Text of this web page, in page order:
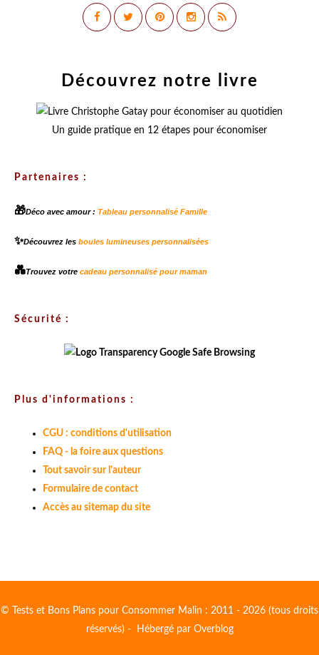
Découvrez notre livre
Un guide pratique en 12 étapes pour économiser
Partenaires :
🎁Déco avec amour : Tableau personnalisé Famille
✨Découvrez les boules lumineuses personnalisées
💑Trouvez votre cadeau personnalisé pour maman
Sécurité :
Plus d'informations :
CGU : conditions d'utilisation
FAQ - la foire aux questions
Tout savoir sur l'auteur
Formulaire de contact
Accès au sitemap du site
© Tests et Bons Plans pour Consommer Malin : 2011 - 2026 (tous droits
réservés) - Hébergé par Overblog